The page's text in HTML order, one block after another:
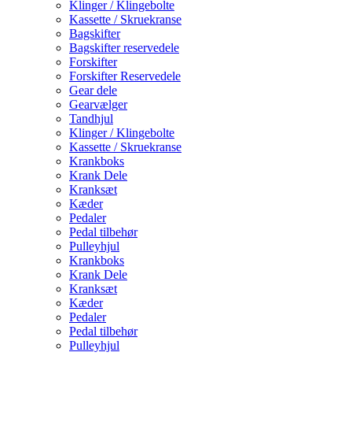
Klinger / Klingebolte
Kassette / Skruekranse
Bagskifter
Bagskifter reservedele
Forskifter
Forskifter Reservedele
Gear dele
Gearvælger
Tandhjul
Klinger / Klingebolte
Kassette / Skruekranse
Krankboks
Krank Dele
Kranksæt
Kæder
Pedaler
Pedal tilbehør
Pulleyhjul
Krankboks
Krank Dele
Kranksæt
Kæder
Pedaler
Pedal tilbehør
Pulleyhjul